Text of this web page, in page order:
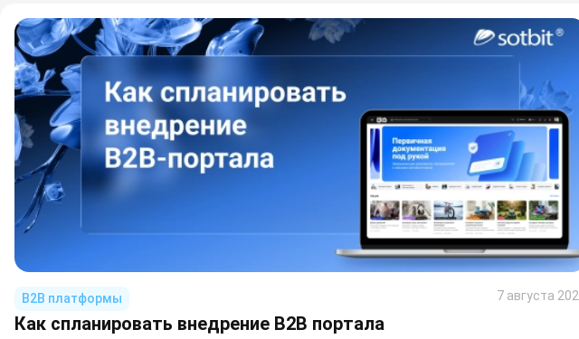
B2B платформы 7 августа
Как спланировать внедрение B2B портала